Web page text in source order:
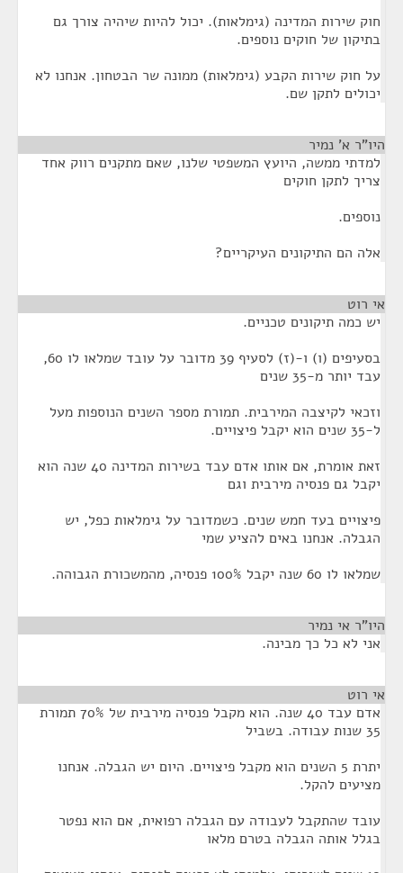
חוק שירות המדינה (גימלאות). יכול להיות שיהיה צורך גם
בתיקון של חוקים נוספים.
על חוק שירות הקבע (גימלאות) ממונה שר הבטחון. אנחנו לא
יכולים לתקן שם.
היו"ר א' נמיר
למדתי ממשה, היועץ המשפטי שלנו, שאם מתקנים רווק אחד
צריך לתקן חוקים
נוספים.
אלה הם התיקונים העיקריים?
אי רוט
יש כמה תיקונים טכניים.
בסעיפים (ו) ו-(ז) לסעיף 39 מדובר על עובד שמלאו לו 60,
עבד יותר מ-35 שנים
וזכאי לקיצבה המירבית. תמורת מספר השנים הנוספות מעל
ל-35 שנים הוא יקבל פיצויים.
זאת אומרת, אם אותו אדם עבד בשירות המדינה 40 שנה הוא
יקבל גם פנסיה מירבית וגם
פיצויים בעד חמש שנים. כשמדובר על גימלאות כפל, יש
הגבלה. אנחנו באים להציע שמי
שמלאו לו 60 שנה יקבל 100% פנסיה, מהמשכורת הגבוהה.
היו"ר אי נמיר
אני לא כל כך מבינה.
אי רוט
אדם עבד 40 שנה. הוא מקבל פנסיה מירבית של 70% תמורת
35 שנות עבודה. בשביל
יתרת 5 השנים הוא מקבל פיצויים. היום יש הגבלה. אנחנו
מציעים להקל.
עובד שהתקבל לעבודה עם הגבלה רפואית, אם הוא נפטר
בגלל אותה הגבלה בטרם מלאו